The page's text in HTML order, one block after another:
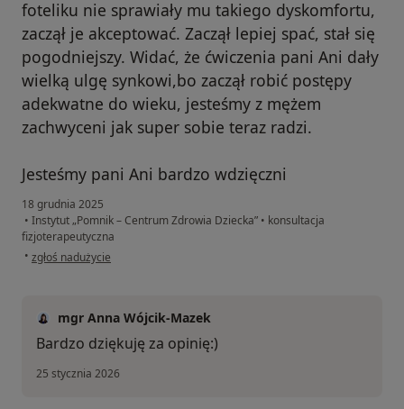
foteliku nie sprawiały mu takiego dyskomfortu,
zaczął je akceptować. Zaczął lepiej spać, stał się
pogodniejszy. Widać, że ćwiczenia pani Ani dały
wielką ulgę synkowi,bo zaczął robić postępy
adekwatne do wieku, jesteśmy z mężem
zachwyceni jak super sobie teraz radzi.
Jesteśmy pani Ani bardzo wdzięczni
18 grudnia 2025
• Instytut „Pomnik – Centrum Zdrowia Dziecka” • konsultacja
fizjoterapeutyczna
• w opinii użytkownika Magda
zgłoś nadużycie
mgr Anna Wójcik-Mazek
Bardzo dziękuję za opinię:)
25 stycznia 2026